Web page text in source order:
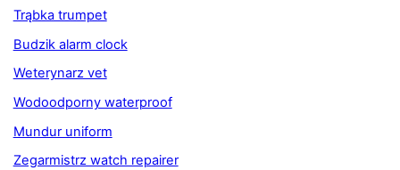
Trąbka trumpet
Budzik alarm clock
Weterynarz vet
Wodoodporny waterproof
Mundur uniform
Zegarmistrz watch repairer